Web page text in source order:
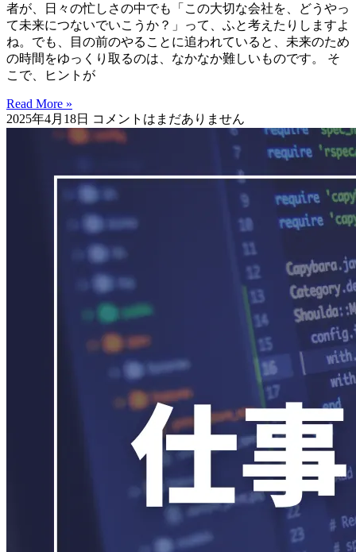
者が、日々の忙しさの中でも「この大切な会社を、どうやっ
て未来につないでいこうか？」って、ふと考えたりしますよ
ね。でも、目の前のやることに追われていると、未来のため
の時間をゆっくり取るのは、なかなか難しいものです。 そ
こで、ヒントが
Read More »
2025年4月18日 コメントはまだありません